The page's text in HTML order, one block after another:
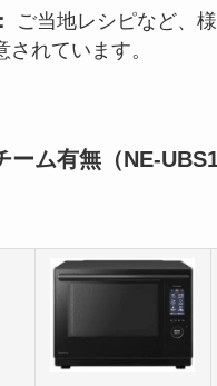
ご当地レシピなど、
されています。
ーム有無（NE-